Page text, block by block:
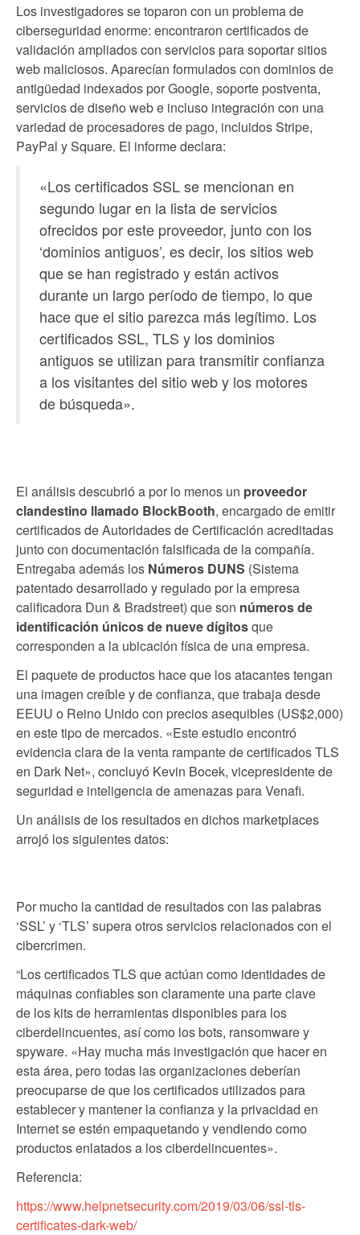
Los investigadores se toparon con un problema de
ciberseguridad enorme: encontraron certificados de
validación ampliados con servicios para soportar sitios
web maliciosos. Aparecían formulados con dominios de
antigüedad indexados por Google, soporte postventa,
servicios de diseño web e incluso integración con una
variedad de procesadores de pago, incluidos Stripe,
PayPal y Square. El informe declara:
«Los certificados SSL se mencionan en
segundo lugar en la lista de servicios
ofrecidos por este proveedor, junto con los
‘dominios antiguos’, es decir, los sitios web
que se han registrado y están activos
durante un largo período de tiempo, lo que
hace que el sitio parezca más legítimo. Los
certificados SSL, TLS y los dominios
antiguos se utilizan para transmitir confianza
a los visitantes del sitio web y los motores
de búsqueda».
El análisis descubrió a por lo menos un proveedor
clandestino llamado BlockBooth, encargado de emitir
certificados de Autoridades de Certificación acreditadas
junto con documentación falsificada de la compañía.
Entregaba además los Números DUNS (Sistema
patentado desarrollado y regulado por la empresa
calificadora Dun & Bradstreet) que son números de
identificación únicos de nueve dígitosque
corresponden a la ubicación física de una empresa.
El paquete de productos hace que los atacantes tengan
una imagen creíble y de confianza, que trabaja desde
EEUU o Reino Unido con precios asequibles (US$2,000)
en este tipo de mercados. «Este estudio encontró
evidencia clara de la venta rampante de certificados TLS
en Dark Net», concluyó Kevin Bocek, vicepresidente de
seguridad e inteligencia de amenazas para Venafi.
Un análisis de los resultados en dichos marketplaces
arrojó los siguientes datos:
Por mucho la cantidad de resultados con las palabras
‘SSL’ y ‘TLS’ supera otros servicios relacionados con el
cibercrimen.
“Los certificados TLS que actúan como identidades de
máquinas confiables son claramente una parte clave
de los kits de herramientas disponibles para los
ciberdelincuentes, así como los bots, ransomware y
spyware. «Hay mucha más investigación que hacer en
esta área, pero todas las organizaciones deberían
preocuparse de que los certificados utilizados para
establecer y mantener la confianza y la privacidad en
Internet se estén empaquetando y vendiendo como
productos enlatados a los ciberdelincuentes».
Referencia:
https://www.helpnetsecurity.com/2019/03/06/ssl-tls-
certificates-dark-web/